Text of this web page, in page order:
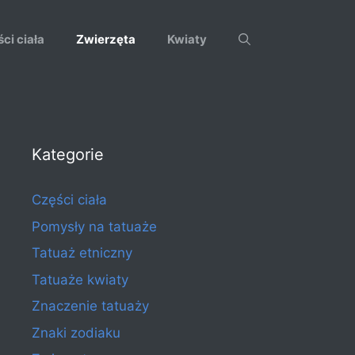
ciała Zwierzęta Kwiaty
Kategorie
Części ciała
Pomysły na tatuaże
Tatuaż etniczny
Tatuaże kwiaty
Znaczenie tatuaży
Znaki zodiaku